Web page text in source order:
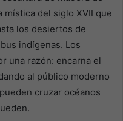
mística del siglo XVII que
los desiertos de
indígenas. Los
una razón: encarna el
al público moderno
cruzar océanos